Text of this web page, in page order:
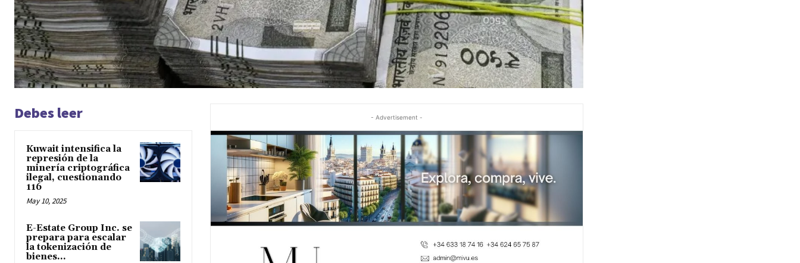
Debes leer
Kuwait intensifica la
represión de la
minería criptográfica
ilegal, cuestionando
116
May 10, 2025
E-Estate Group Inc. se
prepara para escalar
la tokenización de
bienes...
- Advertisement -